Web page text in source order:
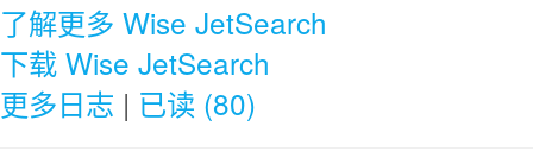
了解更多 Wise JetSearch
下载 Wise JetSearch
更多日志 | 已读 (80)